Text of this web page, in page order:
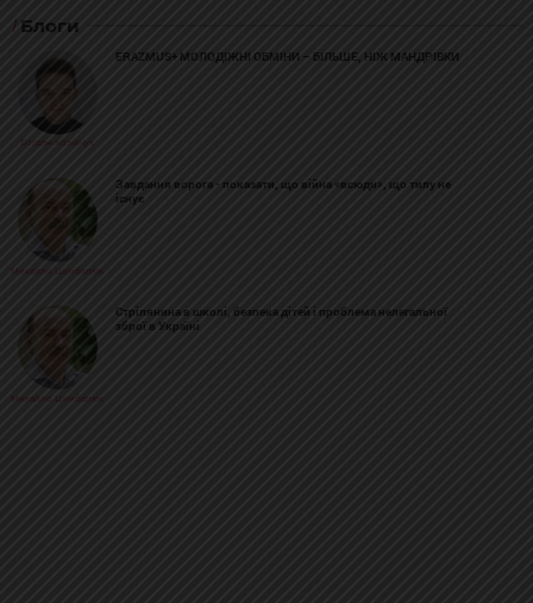
Блоги
Богдан Козійчук
ERAZMUS+ МОЛОДІЖНІ ОБМІНИ – БІЛЬШЕ, НІЖ МАНДРІВКИ
Михайло Цимбалюк
Завдання ворога - показати, що війна «всюди», що тилу не
існує
Михайло Цимбалюк
Стрілянина в школі, безпека дітей і проблема нелегальної
зброї в Україні